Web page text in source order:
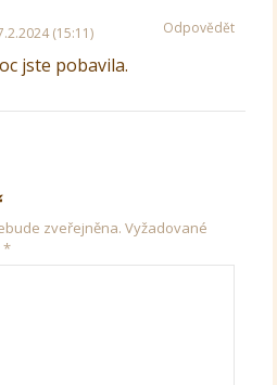
(15:11)
jste pobavila.
Odpovědět
zveřejněna. Vyžadované
*